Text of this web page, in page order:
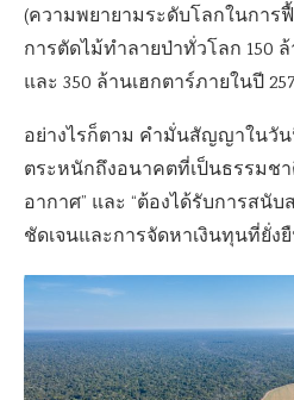
(ความพยายามระดับโลกในกา
การตัดไม้ทำลายป่าทั่วโลก 150
และ 350 ล้านเฮกตาร์ภายในปี
อย่างไรก็ตาม คำมั่นสัญญาในวัน
ตระหนักถึงอนาคตที่เป็นธรรมช
อากาศ” และ “ต้องได้รับการสนั
ชัดเจนและการจัดหาเงินทุนที่ยั่ง